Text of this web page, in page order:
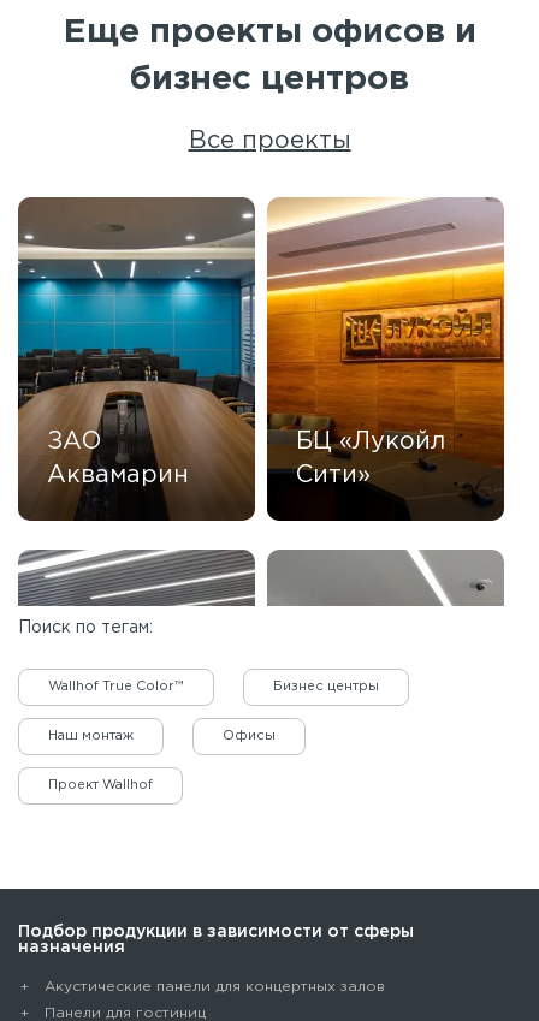
Еще проекты офисов и
бизнес центров
Все проекты
ЗАО
Аквамарин
БЦ «Лукойл
Сити»
БЦ
Поиск по тегам:
Wallhof True Color™ Бизнес центры
Наш монтаж Офисы
Проект Wallhof
Подбор продукции в зависимости от сферы
назначения
Акустические панели для концертных залов
Панели для гостиниц